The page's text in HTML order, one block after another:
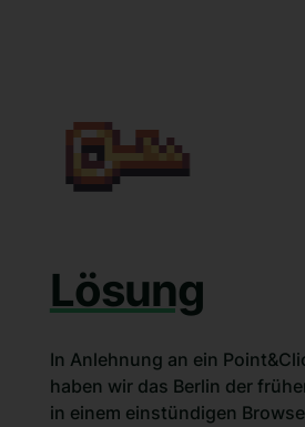
Lösung
In Anlehnung an ein
haben wir das Berlin der
in einem einstündigen